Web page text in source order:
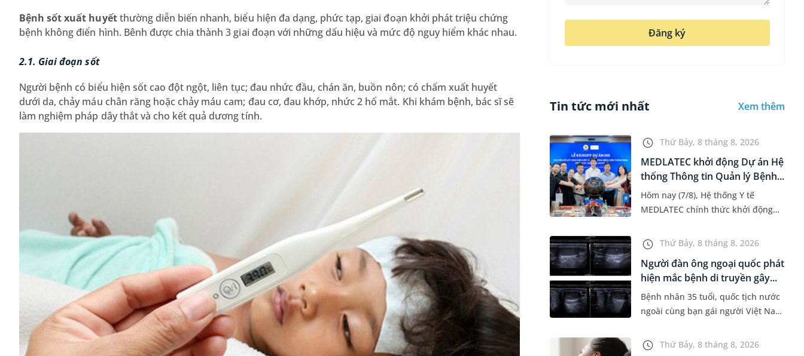
Bệnh sốt xuất huyếtthường diễn biến nhanh, biểu hiện đa dạng, phức tạp, giai đoạn khởi phát triệu chứng
bệnh không điển hình. Bênh được chia thành 3 giai đoạn với những dấu hiệu và mức độ nguy hiểm khác nhau.
2.1. Giai đoạn sốt
Người bệnh có biểu hiện sốt cao đột ngột, liên tục; đau nhức đầu, chán ăn, buồn nôn; có chấm xuất huyết
dưới da, chảy máu chân răng hoặc chảy máu cam; đau cơ, đau khớp, nhức 2 hố mắt. Khi khám bệnh, bác sĩ sẽ
làm nghiệm pháp dây thắt và cho kết quả dương tính.
Đăng ký
Tin tức mới nhất Xem thêm
Thứ Bảy, 8 tháng 8, 2026
MEDLATEC khởi động Dự án Hệ
thống Thông tin Quản lý Bệnh...
Hôm nay (7/8), Hệ thống Y tế
MEDLATEC chính thức khởi động
Bệnh viện (HIS - Hospital
Information System) giai đoạn mới.
Dự á...
Thứ Bảy, 8 tháng 8, 2026
Người đàn ông ngoại quốc phát
hiện mắc bệnh di truyền gây...
Bệnh nhân 35 tuổi, quốc tịch nước
ngoài cùng bạn gái người Việt Nam
hôn nhân. Qua thăm khám và làm
các xét nghiệm chuyên sâu,...
Thứ Bảy, 8 tháng 8, 2026